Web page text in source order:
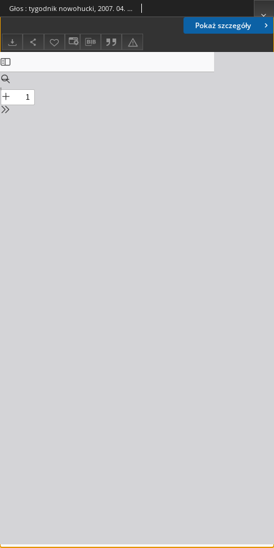
Pokaż szczegóły
Głos : tygodnik nowohucki, 2007. 04. 06, nr 14